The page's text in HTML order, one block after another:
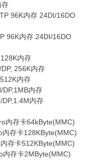
存
96K内存 24DI/16DO
96K内存 24DI/16DO
内存
256K内存
内存
DP,1MB内存
内存
内存卡64kByte(MMC)
内存卡128KByte(MMC)
存卡512KByte(MMC)
内存卡2MByte(MMC)